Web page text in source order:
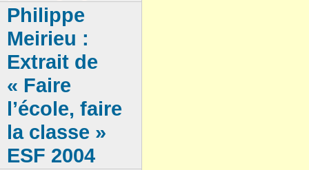
Philippe
Meirieu :
Extrait de
« Faire
l’école, faire
la classe »
ESF 2004